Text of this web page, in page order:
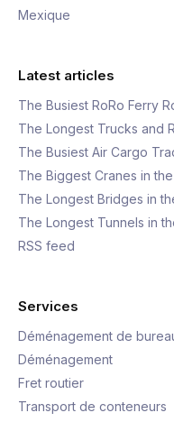
Mexique
Latest articles
The Busiest RoRo Ferry
The Longest Trucks and
The Busiest Air Cargo
The Biggest Cranes in
The Longest Bridges in
The Longest Tunnels in
RSS feed
Services
Déménagement de
Déménagement
Fret routier
Transport de conteneurs